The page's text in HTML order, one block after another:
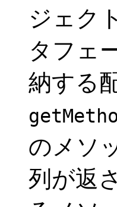
ジェク
タフェ
納する
のメソ
列が返